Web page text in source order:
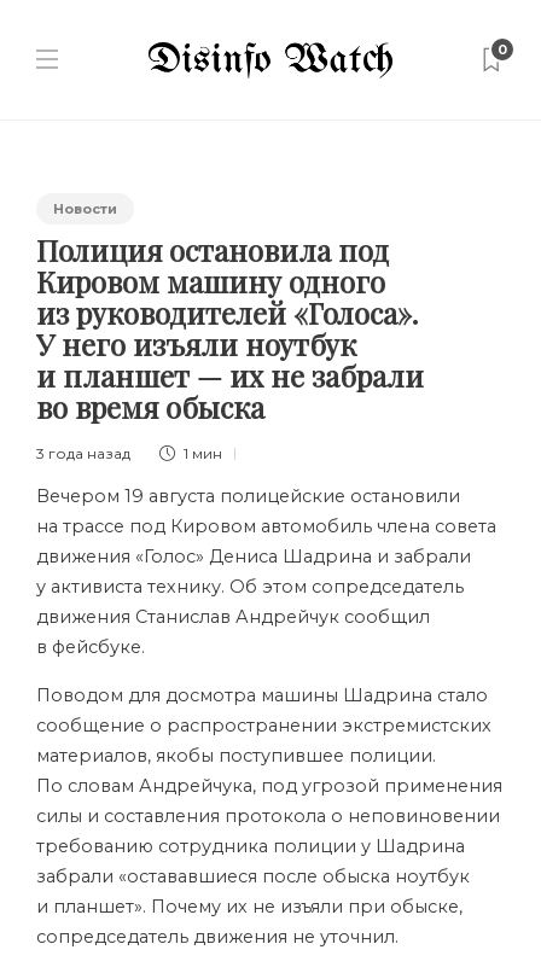
0
Новости
Полиция остановила под
Кировом машину одного
из руководителей «Голоса».
У него изъяли ноутбук
и планшет — их не забрали
во время обыска
3 года назад 1 мин
Вечером 19 августа полицейские остановили
на трассе под Кировом автомобиль члена совета
движения «Голос» Дениса Шадрина и забрали
у активиста технику. Об этом сопредседатель
движения Станислав Андрейчук сообщил
в фейсбуке.
Поводом для досмотра машины Шадрина стало
сообщение о распространении экстремистских
материалов, якобы поступившее полиции.
По словам Андрейчука, под угрозой применения
силы и составления протокола о неповиновении
требованию сотрудника полиции у Шадрина
забрали «остававшиеся после обыска ноутбук
и планшет». Почему их не изъяли при обыске,
сопредседатель движения не уточнил.